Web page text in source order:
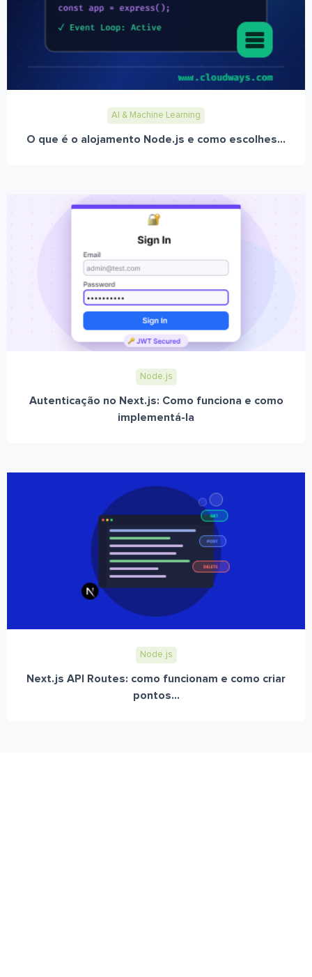
AI & Machine Learning
O que é o alojamento Node.js e como escolhes...
Node.js
Autenticação no Next.js: Como funciona e como
implementá-la
Node.js
Next.js API Routes: como funcionam e como criar
pontos...